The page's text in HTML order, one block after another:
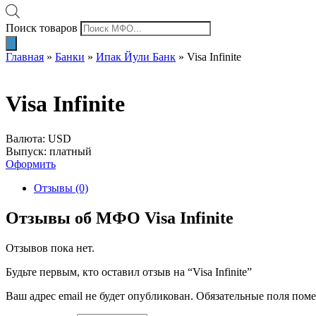
Поиск товаров
Главная » Банки » Ипак Йули Банк » Visa Infinite
Visa Infinite
Валюта: USD
Выпуск: платный
Оформить
Отзывы (0)
Отзывы об МФО Visa Infinite
Отзывов пока нет.
Будьте первым, кто оставил отзыв на “Visa Infinite”
Ваш адрес email не будет опубликован. Обязательные поля